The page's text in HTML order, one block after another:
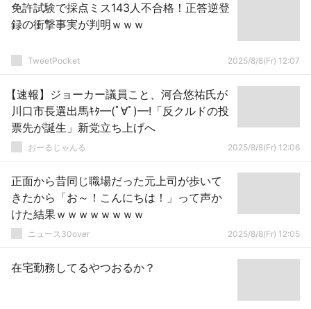
免許試験で採点ミス143人不合格！正答逆登
録の衝撃事実が判明ｗｗｗ
TweetPocket 2025/8/8(Fr) 12:07
【速報】ジョーカー議員こと、河合悠祐氏が
川口市長選出馬ｷﾀ━(ﾟ∀ﾟ)━!「反クルドの投
票先が誕生」新党立ち上げへ
おーるじゃんる 2025/8/8(Fr) 12:06
正面から昔同じ職場だった元上司が歩いて
きたから「お～！こんにちは！」って声か
けた結果ｗｗｗｗｗｗｗｗ
ニュース30over 2025/8/8(Fr) 12:05
在宅勤務してるやつおるか？